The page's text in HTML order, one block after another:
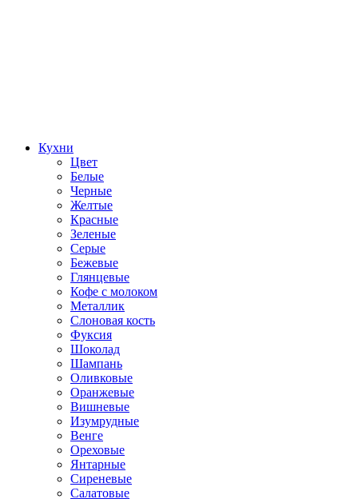
Кухни
Цвет
Белые
Черные
Желтые
Красные
Зеленые
Серые
Бежевые
Глянцевые
Кофе с молоком
Металлик
Слоновая кость
Фуксия
Шоколад
Шампань
Оливковые
Оранжевые
Вишневые
Изумрудные
Венге
Ореховые
Янтарные
Сиреневые
Салатовые